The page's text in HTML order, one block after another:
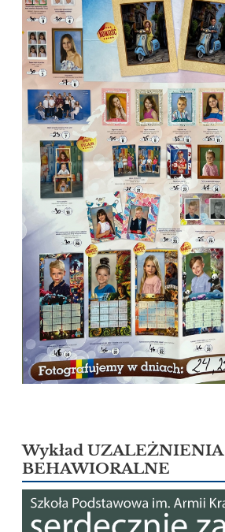
Wykład UZALEŻNIENIA
BEHAWIORALNE